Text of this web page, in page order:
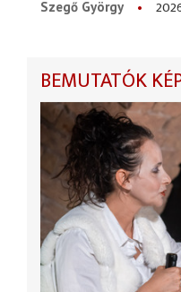
Szegő György
BEMUTATÓK